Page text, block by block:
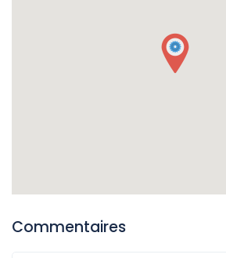
Commentaires